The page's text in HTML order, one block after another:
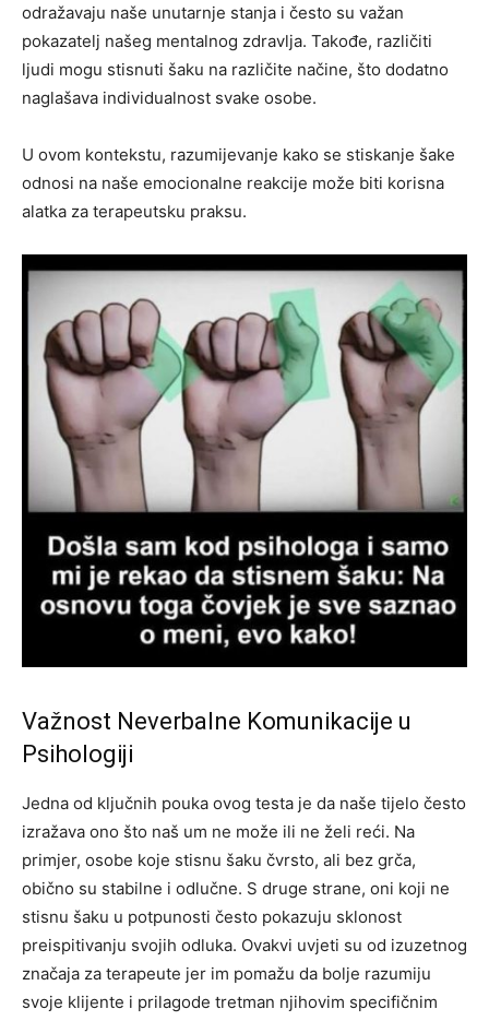
odražavaju naše unutarnje stanja i često su važan
pokazatelj našeg mentalnog zdravlja. Takođe, različiti
ljudi mogu stisnuti šaku na različite načine, što dodatno
naglašava individualnost svake osobe.
U ovom kontekstu, razumijevanje kako se stiskanje šake
odnosi na naše emocionalne reakcije može biti korisna
alatka za terapeutsku praksu.
Važnost Neverbalne Komunikacije u
Psihologiji
Jedna od ključnih pouka ovog testa je da naše tijelo često
izražava ono što naš um ne može ili ne želi reći. Na
primjer, osobe koje stisnu šaku čvrsto, ali bez grča,
obično su stabilne i odlučne. S druge strane, oni koji ne
stisnu šaku u potpunosti često pokazuju sklonost
preispitivanju svojih odluka. Ovakvi uvjeti su od izuzetnog
značaja za terapeute jer im pomažu da bolje razumiju
svoje klijente i prilagode tretman njihovim specifičnim